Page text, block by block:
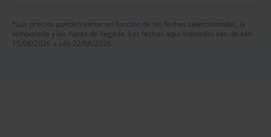
*Los precios pueden variar en función de las fechas seleccionadas, la
temporada y las horas de llegada. Las fechas aquí indicadas van de sáb
15/08/2026 a sáb 22/08/2026.